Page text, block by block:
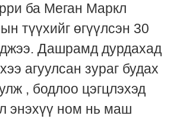
ба Меган Маркл
түүхийг өгүүлсэн 30
Дашрамд дурдахад
агуулсан зураг будах
, бодлоо цэгцлэхэд
энэхүү ном нь маш